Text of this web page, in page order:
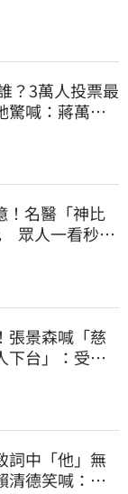
？3萬人投票最
喊：蔣萬安
！名醫「神比
眾人一看秒懂
張景森喊「慈
下台」：受害
詞中「他」無
德笑喊：卸